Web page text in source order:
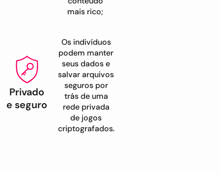
mais rico;
Privado
e seguro
Os indivíduos
podem manter
seus dados e
salvar arquivos
seguros por
trás de uma
rede privada
de jogos
criptografados.